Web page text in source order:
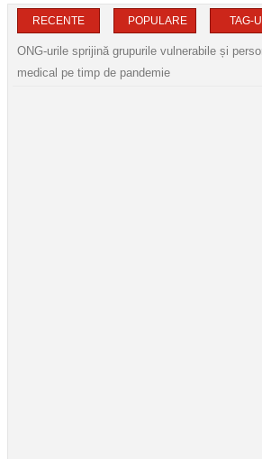
RECENTE POPULARE TAG-
ONG-urile sprijină grupurile vulnerabile și
medical pe timp de pandemie